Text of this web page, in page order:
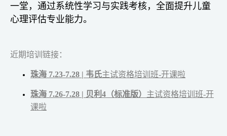
一堂，通过系统性学习与实践考核，全面提升儿童
心理评估专业能力。
近期培训链接：
珠海 7.23-7.28 | 韦氏主试资格培训班-开课啦
珠海 7.26-7.28 | 贝利4（标准版） 主试资格培训班-开
课啦